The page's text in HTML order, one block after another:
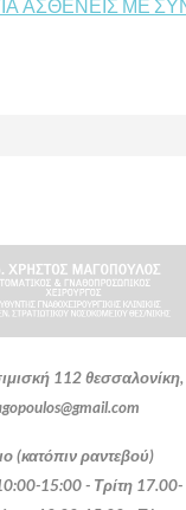
ΑΣΘΕΝΕΙΣ ΜΕ
112 θεσσαλονίκη,
(κατόπιν ραντεβού)
15:00 - Τρίτη 17.00-